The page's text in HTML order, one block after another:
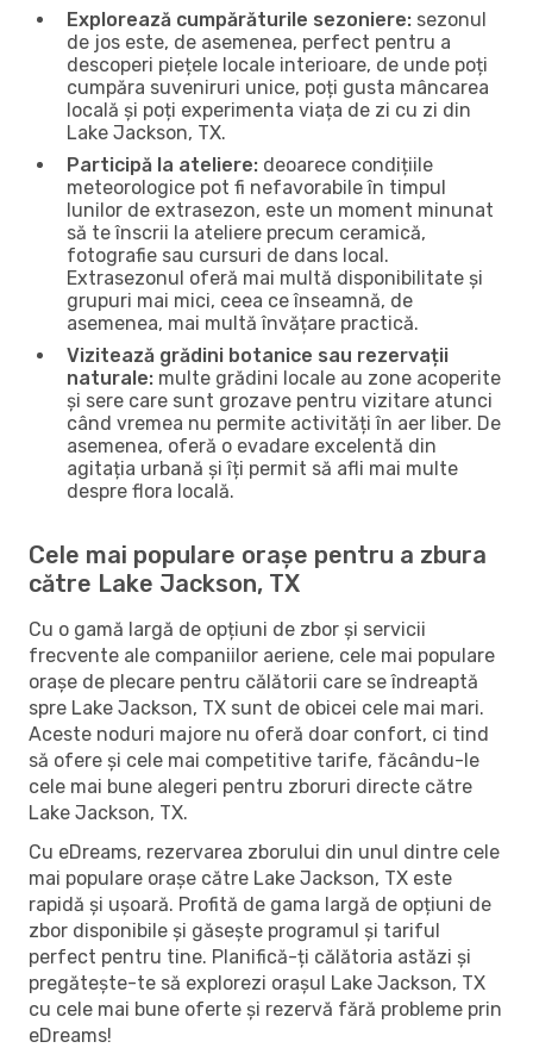
Explorează cumpărăturile sezoniere: sezonul
de jos este, de asemenea, perfect pentru a
descoperi piețele locale interioare, de unde poți
cumpăra suveniruri unice, poți gusta mâncarea
locală și poți experimenta viața de zi cu zi din
Lake Jackson, TX.
Participă la ateliere: deoarece condițiile
meteorologice pot fi nefavorabile în timpul
lunilor de extrasezon, este un moment minunat
să te înscrii la ateliere precum ceramică,
fotografie sau cursuri de dans local.
Extrasezonul oferă mai multă disponibilitate și
grupuri mai mici, ceea ce înseamnă, de
asemenea, mai multă învățare practică.
Vizitează grădini botanice sau rezervații
naturale: multe grădini locale au zone acoperite
și sere care sunt grozave pentru vizitare atunci
când vremea nu permite activități în aer liber. De
asemenea, oferă o evadare excelentă din
agitația urbană și îți permit să afli mai multe
despre flora locală.
Cele mai populare orașe pentru a zbura
către Lake Jackson, TX
Cu o gamă largă de opțiuni de zbor și servicii
frecvente ale companiilor aeriene, cele mai populare
orașe de plecare pentru călătorii care se îndreaptă
spre Lake Jackson, TX sunt de obicei cele mai mari.
Aceste noduri majore nu oferă doar confort, ci tind
să ofere și cele mai competitive tarife, făcându-le
cele mai bune alegeri pentru zboruri directe către
Lake Jackson, TX.
Cu eDreams, rezervarea zborului din unul dintre cele
mai populare orașe către Lake Jackson, TX este
rapidă și ușoară. Profită de gama largă de opțiuni de
zbor disponibile și găsește programul și tariful
perfect pentru tine. Planifică-ți călătoria astăzi și
pregătește-te să explorezi orașul Lake Jackson, TX
cu cele mai bune oferte și rezervă fără probleme prin
eDreams!